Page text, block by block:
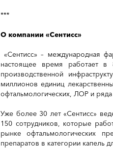
***
О компании «Сентисc»
«Сентисс» – международная
настоящее время работает
производственной
миллионов единиц
офтальмологических, ЛОР и
Уже более 30 лет «Сентисс»
150 сотрудников, которые
рынке офтальмологических
препаратов в категории капель